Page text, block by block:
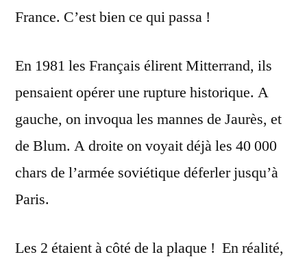
France. C’est bien ce qui passa !
En 1981 les Français élirent Mitterrand, ils
pensaient opérer une rupture historique. A
gauche, on invoqua les mannes de Jaurès, et
de Blum. A droite on voyait déjà les 40 000
chars de l’armée soviétique déferler jusqu’à
Paris.
Les 2 étaient à côté de la plaque ! En réalité,